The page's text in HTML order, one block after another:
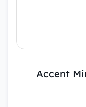
Accent